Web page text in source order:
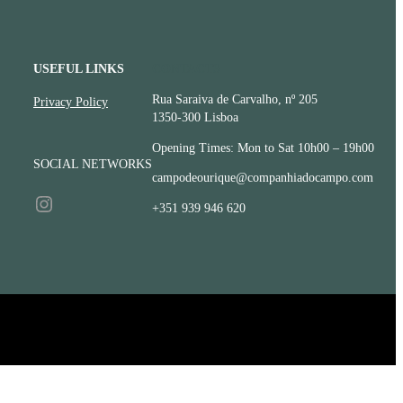
USEFUL LINKS
Privacy Policy
SOCIAL NETWORKS
Instagram
Rua Saraiva de Carvalho, nº 205
1350-300 Lisboa
Opening Times: Mon to Sat 10h00 – 19h00
campodeourique@companhiadocampo.com
+351 939 946 620